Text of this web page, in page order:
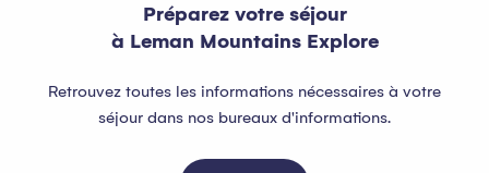
Préparez votre séjour
à Leman Mountains Explore
Retrouvez toutes les informations nécessaires à votre
séjour dans nos bureaux d'informations.